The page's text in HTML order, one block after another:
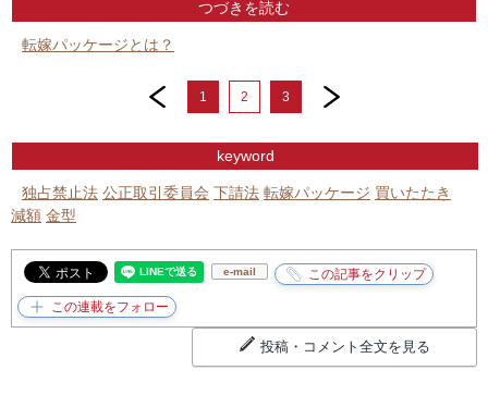
つづきを読む
転嫁パッケージとは？
prev
1 2 3
next
keyword
独占禁止法 公正取引委員会 下請法 転嫁パッケージ 買いたたき
減額 金型
e-mail
投稿・コメント全文を見る